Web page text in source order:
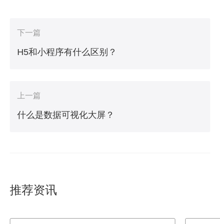
下一篇
H5和小程序有什么区别？
上一篇
什么是数据可视化大屏？
推荐资讯